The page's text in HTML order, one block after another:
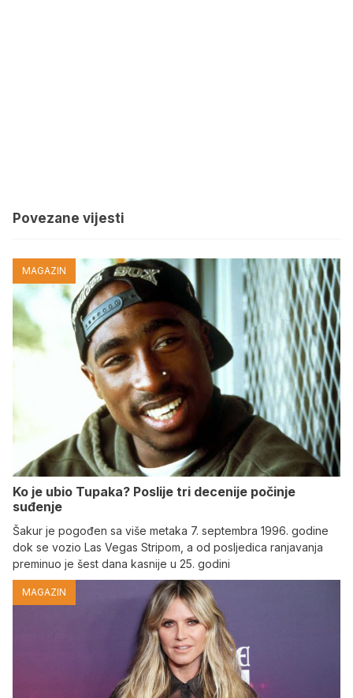
Povezane vijesti
MAGAZIN
Ko je ubio Tupaka? Poslije tri decenije počinje
suđenje
Šakur je pogođen sa više metaka 7. septembra 1996. godine
dok se vozio Las Vegas Stripom, a od posljedica ranjavanja
preminuo je šest dana kasnije u 25. godini
MAGAZIN